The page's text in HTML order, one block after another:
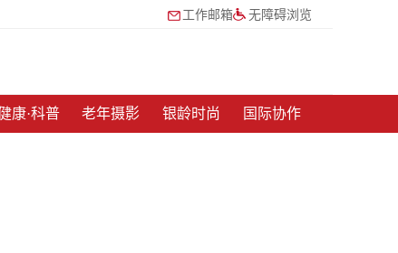
工作邮箱 无障碍浏览
康·科普 老年摄影 银龄时尚 国际协作